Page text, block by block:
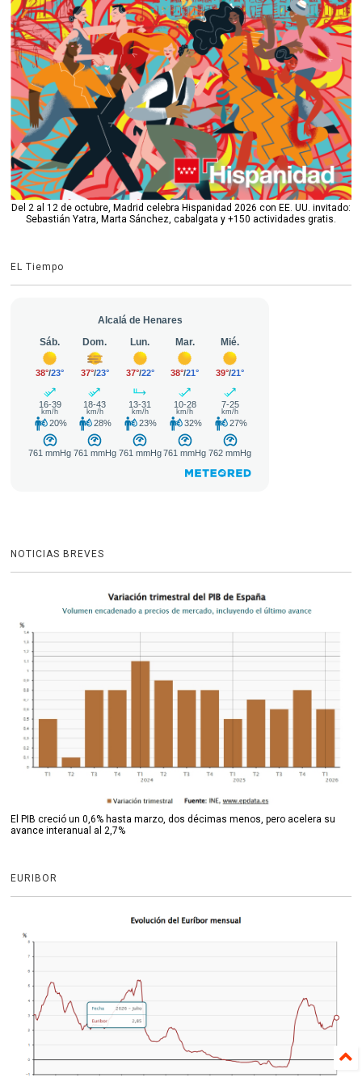
Del 2 al 12 de octubre, Madrid celebra Hispanidad 2026 con EE. UU. invitado:
Sebastián Yatra, Marta Sánchez, cabalgata y +150 actividades gratis.
EL Tiempo
NOTICIAS BREVES
El PIB creció un 0,6% hasta marzo, dos décimas menos, pero acelera su
avance interanual al 2,7%
EURIBOR